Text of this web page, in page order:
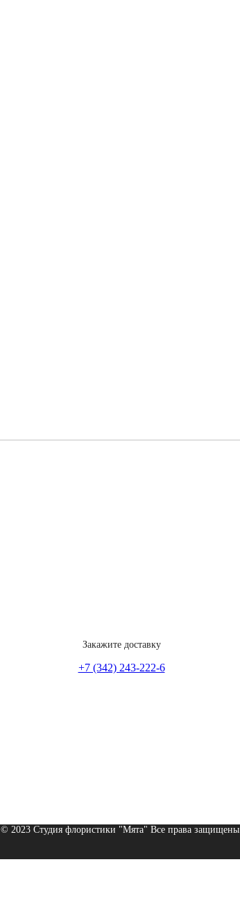
Закажите доставку
+7 (342) 243-222-6
© 2023 Студия флористики "Мята" Все права защищены.